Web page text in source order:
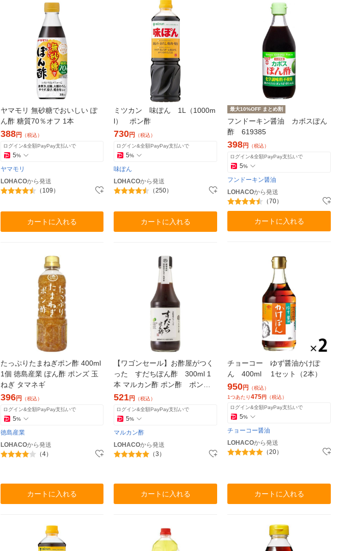
ヤマモリ 無砂糖でおいしい ぽ
ん酢 糖質70％オフ 1本
388円 （税込）
ログイン&全額PayPay支払いで
5%
ヤマモリ
LOHACOから発送
（109）
カートに入れる
ミツカン 味ぽん 1L（1000m
l） ポン酢
730円
（税込）
ログイン&全額PayPay支払いで
5%
味ぽん
LOHACOから発送
（250）
カートに入れる
最大10%OFF まとめ割
フンドーキン醤油 カボスぽん
酢 619385
398円
（税込）
ログイン&全額PayPay支払いで
5%
フンドーキン醤油
LOHACOから発送
（70）
カートに入れる
たっぷりたまねぎポン酢 400ml
1個 徳島産業 ぽん酢 ポンズ 玉
ねぎ タマネギ
396円
（税込）
ログイン&全額PayPay支払いで
5%
徳島産業
LOHACOから発送
（4）
カートに入れる
【ワゴンセール】お酢屋がつく
った すだちぽん酢 300ml 1
本 マルカン酢 ポン酢 ポン
ズ 鍋 焼魚
521円
（税込）
ログイン&全額PayPay支払いで
5%
マルカン酢
LOHACOから発送
（3）
カートに入れる
チョーコー ゆず醤油かけぽ
ん 400ml 1セット（2本）
950円
（税込）
1つあたり475円
（税込）
ログイン&全額PayPay支払いで
5%
チョーコー醤油
LOHACOから発送
（20）
カートに入れる